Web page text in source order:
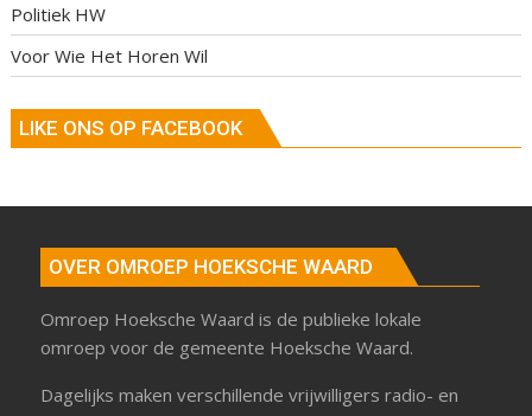
Politiek HW
Voor Wie Het Horen Wil
LIKE ONS OP FACEBOOK
OVER OMROEP HOEKSCHE WAARD
Omroep Hoeksche Waard is de publieke lokale
omroep voor de gemeente Hoeksche Waard.
Dagelijks maken verschillende vrijwilligers radio- en